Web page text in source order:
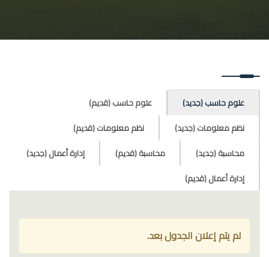
علوم حاسب (جديد)
علوم حاسب (قديم)
نظم معلومات (جديد)
نظم معلومات (قديم)
محاسبة (جديد)
محاسبة (قديم)
إدارة أعمال (جديد)
إدارة أعمال (قديم)
لم يتم إعلان الجدول بعد.